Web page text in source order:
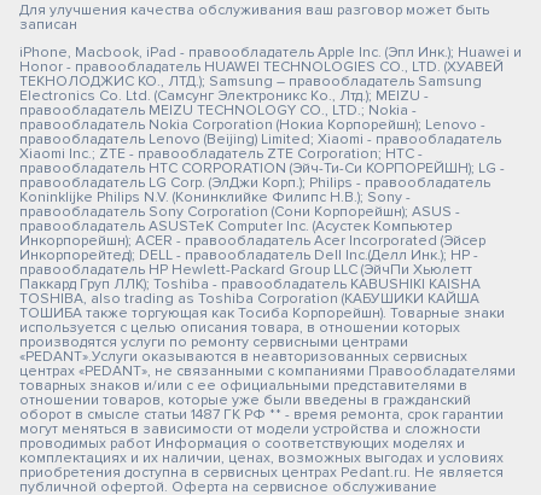
Для улучшения качества обслуживания ваш разговор может быть
записан
iPhone, Macbook, iPad - правообладатель Apple Inc. (Эпл Инк.); Huawei и
Honor - правообладатель HUAWEI TECHNOLOGIES CO., LTD. (ХУАВЕЙ
ТЕКНОЛОДЖИС КО., ЛТД.); Samsung – правообладатель Samsung
Electronics Co. Ltd. (Самсунг Электроникс Ко., Лтд.); MEIZU -
правообладатель MEIZU TECHNOLOGY CO., LTD.; Nokia -
правообладатель Nokia Corporation (Нокиа Корпорейшн); Lenovo -
правообладатель Lenovo (Beijing) Limited; Xiaomi - правообладатель
Xiaomi Inc.; ZTE - правообладатель ZTE Corporation; HTC -
правообладатель HTC CORPORATION (Эйч-Ти-Си КОРПОРЕЙШН); LG -
правообладатель LG Corp. (ЭлДжи Корп.); Philips - правообладатель
Koninklijke Philips N.V. (Конинклийке Филипс Н.В.); Sony -
правообладатель Sony Corporation (Сони Корпорейшн); ASUS -
правообладатель ASUSTeK Computer Inc. (Асустек Компьютер
Инкорпорейшн); ACER - правообладатель Acer Incorporated (Эйсер
Инкорпорейтед); DELL - правообладатель Dell Inc.(Делл Инк.); HP -
правообладатель HP Hewlett-Packard Group LLC (ЭйчПи Хьюлетт
Паккард Груп ЛЛК); Toshiba - правообладатель KABUSHIKI KAISHA
TOSHIBA, also trading as Toshiba Corporation (КАБУШИКИ КАЙША
ТОШИБА также торгующая как Тосиба Корпорейшн). Товарные знаки
используется с целью описания товара, в отношении которых
производятся услуги по ремонту сервисными центрами
«PEDANT».Услуги оказываются в неавторизованных сервисных
центрах «PEDANT», не связанными с компаниями Правообладателями
товарных знаков и/или с ее официальными представителями в
отношении товаров, которые уже были введены в гражданский
оборот в смысле статьи 1487 ГК РФ ** - время ремонта, срок гарантии
могут меняться в зависимости от модели устройства и сложности
проводимых работ Информация о соответствующих моделях и
комплектациях и их наличии, ценах, возможных выгодах и условиях
приобретения доступна в сервисных центрах Pedant.ru. Не является
публичной офертой. Оферта на сервисное обслуживание